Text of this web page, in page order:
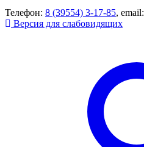
Телефон: 8 (39554) 3-17-85, email:
Версия для слабовидящих